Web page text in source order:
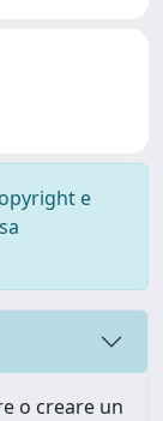
e
o creare un